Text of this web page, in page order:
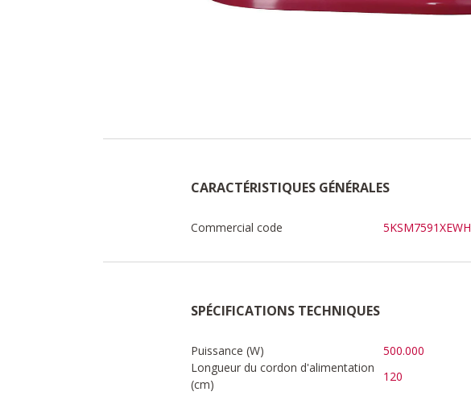
CARACTÉRISTIQUES GÉNÉRALES
Commercial code 5KSM7591XEWH
SPÉCIFICATIONS TECHNIQUES
Puissance (W) 500.000
Longueur du cordon d'alimentation
(cm)
120